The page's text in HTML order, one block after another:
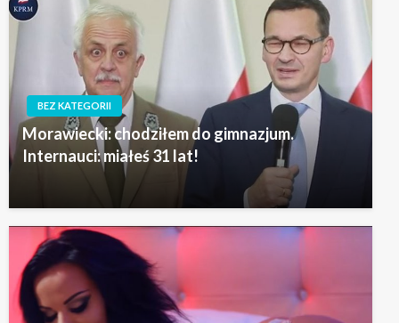
BEZ KATEGORII
Morawiecki: chodziłem do gimnazjum.
Internauci: miałeś 31 lat!